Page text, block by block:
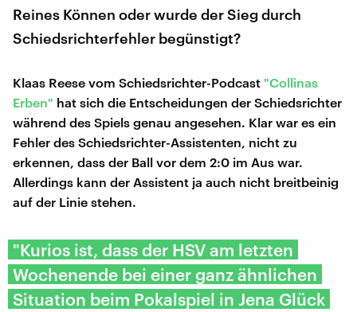
Reines Können oder wurde der Sieg durch
Schiedsrichterfehler begünstigt?
Klaas Reese vom Schiedsrichter-Podcast "Collinas
Erben" hat sich die Entscheidungen der Schiedsrichter
während des Spiels genau angesehen. Klar war es ein
Fehler des Schiedsrichter-Assistenten, nicht zu
erkennen, dass der Ball vor dem 2:0 im Aus war.
Allerdings kann der Assistent ja auch nicht breitbeinig
auf der Linie stehen.
"Kurios ist, dass der HSV am letzten
Wochenende bei einer ganz ähnlichen
Situation beim Pokalspiel in Jena Glück